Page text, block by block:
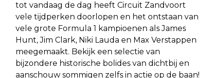
tot vandaag de dag heeft Circuit Zandvoort
vele tijdperken doorlopen en het ontstaan van
vele grote Formula 1 kampioenen als James
Hunt, Jim Clark, Niki Lauda en Max Verstappen
meegemaakt. Bekijk een selectie van
bijzondere historische bolides van dichtbij en
aanschouw sommigen zelfs in actie op de baan!